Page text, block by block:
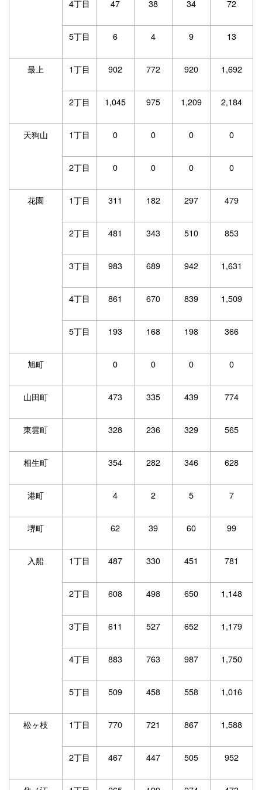
4丁目 47 38 34 72
5丁目 6 4 9 13
最上 1丁目 902 772 920 1,692
2丁目 1,045 975 1,209 2,184
天狗山 1丁目 0 0 0 0
2丁目 0 0 0 0
花園 1丁目 311 182 297 479
2丁目 481 343 510 853
3丁目 983 689 942 1,631
4丁目 861 670 839 1,509
5丁目 193 168 198 366
旭町 0 0 0 0
山田町 473 335 439 774
東雲町 328 236 329 565
相生町 354 282 346 628
港町 4 2 5 7
堺町 62 39 60 99
入船 1丁目 487 330 451 781
2丁目 608 498 650 1,148
3丁目 611 527 652 1,179
4丁目 883 763 987 1,750
5丁目 509 458 558 1,016
松ヶ枝 1丁目 770 721 867 1,588
2丁目 467 447 505 952